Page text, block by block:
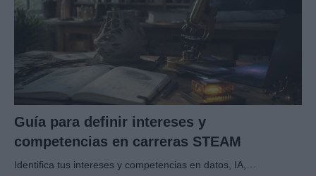
Guía para definir intereses y
competencias en carreras STEAM
Identifica tus intereses y competencias en datos, IA,…